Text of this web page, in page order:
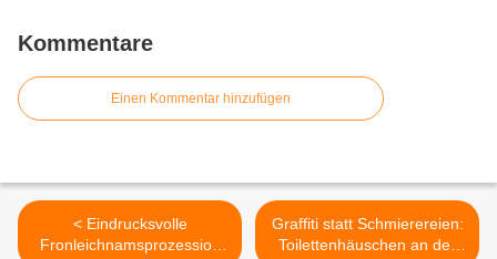
Kommentare
Einen Kommentar hinzufügen
< Eindrucksvolle
Fronleichnamsprozession
Graffiti statt Schmierereien:
Toilettenhäuschen an der